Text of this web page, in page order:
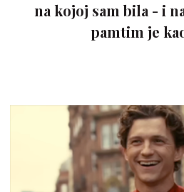
na kojoj sam bila - i
pamtim je